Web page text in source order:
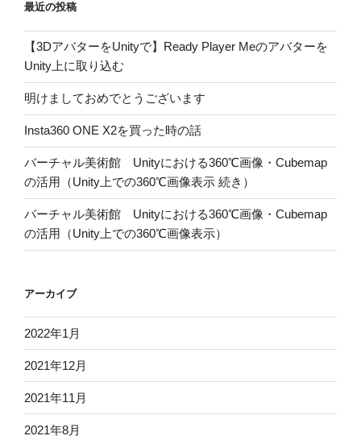
の
話”
の
最近の投稿
【3DアバターをUnityで】Ready Player Meのアバターを
Unity上に取り込む
明けましておめでとうございます
Insta360 ONE X2を買った時の話
バーチャル美術館 Unityにおける360℃画像・Cubemap
の活用（Unity上での360℃画像表示 続き）
バーチャル美術館 Unityにおける360℃画像・Cubemap
の活用（Unity上での360℃画像表示）
アーカイブ
2022年1月
2021年12月
2021年11月
2021年8月